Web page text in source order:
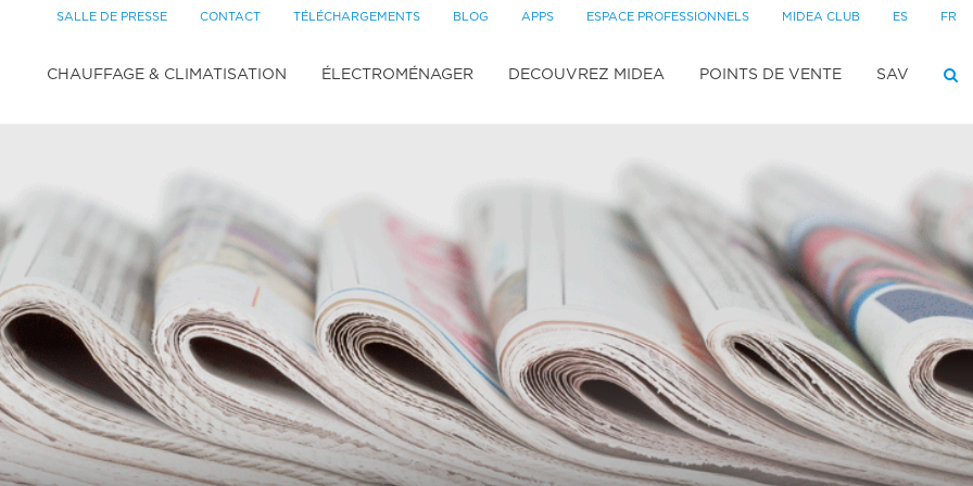
SALLE DE PRESSE CONTACT TÉLÉCHARGEMENTS BLOG APPS ESPACE PROFESSIONNELS MIDEA CLUB ES FR
CHAUFFAGE & CLIMATISATION ÉLECTROMÉNAGER DECOUVREZ MIDEA POINTS DE VENTE SAV